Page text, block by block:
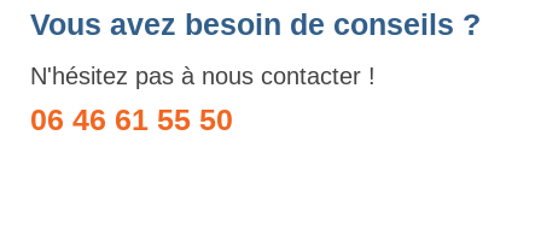
Vous avez besoin de conseils ?
N'hésitez pas à nous contacter !
06 46 61 55 50